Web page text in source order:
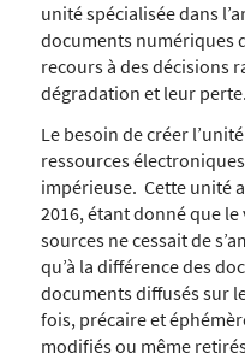
unité spécialisée dans
documents numériques
recours à des décisions
dégradation et leur perte.
Le besoin de créer
ressources
impérieuse. Cette unité
2016, étant donné que
sources ne cessait de
qu’à la différence des
documents diffusés sur
fois, précaire et
modifiés ou même